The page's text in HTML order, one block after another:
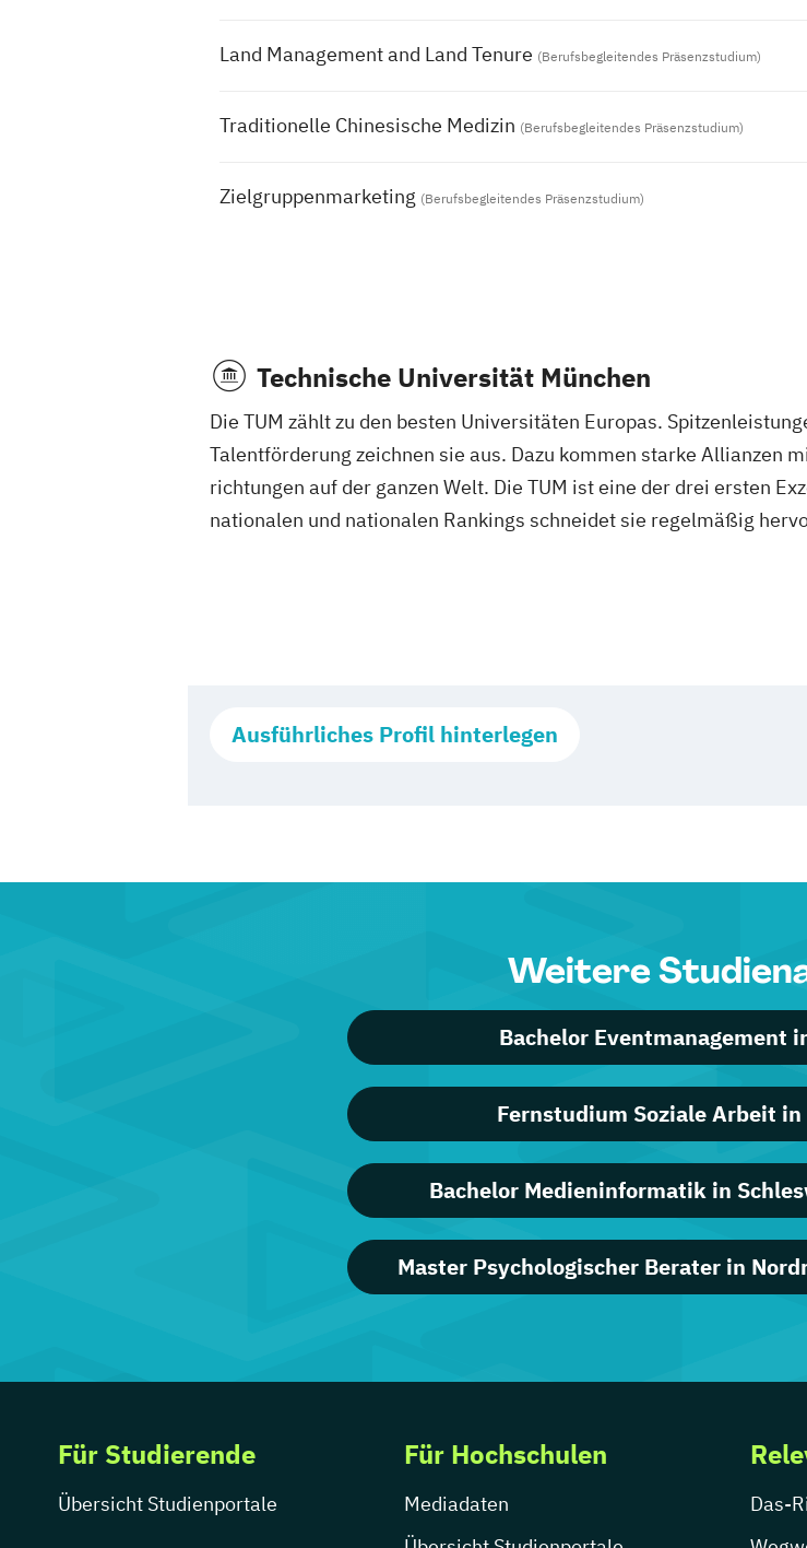
Land Management and Land Tenure (Berufsbegleitendes Präsenzstudium)
Traditionelle Chinesische Medizin (Berufsbegleitendes Präsenzstudium)
Zielgruppenmarketing (Berufsbegleitendes Präsenzstudium)
Technische Universität München
Die TUM zählt zu den besten Uni­ver­si­täten Eu­ro­pas.
Talent­för­derung zeich­nen sie aus. Da­zu kommen star­ke Allianzen
richtungen auf der ganzen Welt. Die TUM ist ei­ne der drei ersten
nationalen und nationalen Rankings schnei­det sie re­gel­mä­ßig
Ausführliches Profil hinterlegen
Weitere
Bachelor Eventmanagement
Fernstudium Soziale Arbeit
Bachelor Medieninformatik in
Master Psychologischer Berater in
Für Studierende
Übersicht Studienportale
Für Hochschulen
Mediadaten
Das-